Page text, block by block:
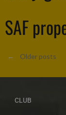
SAF
← Older posts
CLUB